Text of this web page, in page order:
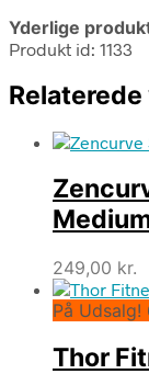
Yderlige
Produkt id: 1133
249,00 kr.
På Udsalg!
Thor